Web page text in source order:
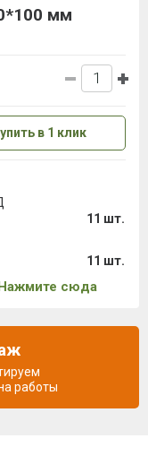
мм
в 1 клик
11 шт.
11 шт.
сюда
работы